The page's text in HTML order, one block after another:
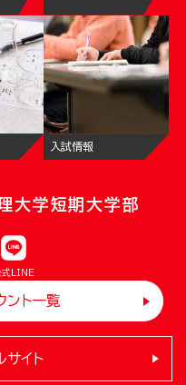
入試情報
大学短期大学部
式LINE
ント一覧
サイト